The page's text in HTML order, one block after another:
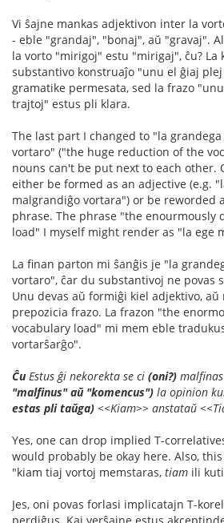
Vi ŝajne mankas adjektivon inter la
- eble "grandaj", "bonaj", aŭ "gravaj".
la vorto "mirigoj" estu "mirigaj", ĉu? La
substantivo konstruaĵo "unu el ĝiaj
gramatike permesata, sed la frazo
trajtoj" estus pli klara.
The last part I changed to "la
vortaro" ("the huge reduction of the
nouns can't be put next to each other.
either be formed as an adjective (e.g.
malgrandiĝo vortara") or be reworded
phrase. The phrase "the enourmously
load" I myself might render as "la ege
La finan parton mi ŝanĝis je "la
vortaro", ĉar du substantivoj ne povas
Unu devas aŭ formiĝi kiel adjektivo,
prepozicia frazo. La frazon "the
vocabulary load" mi mem eble
vortarŝarĝo".
ĈuEstus ĝi nekorekta se ci (oni?) malfinas
"malfinus" aŭ "komencus") la opinion
estas pli taŭga) <<Kiam>> anstataŭ
Yes, one can drop implied T-
would probably be okay here. Also,
"kiam tiaj vortoj memstaras, tiam ili
Jes, oni povas forlasi implicatajn T-